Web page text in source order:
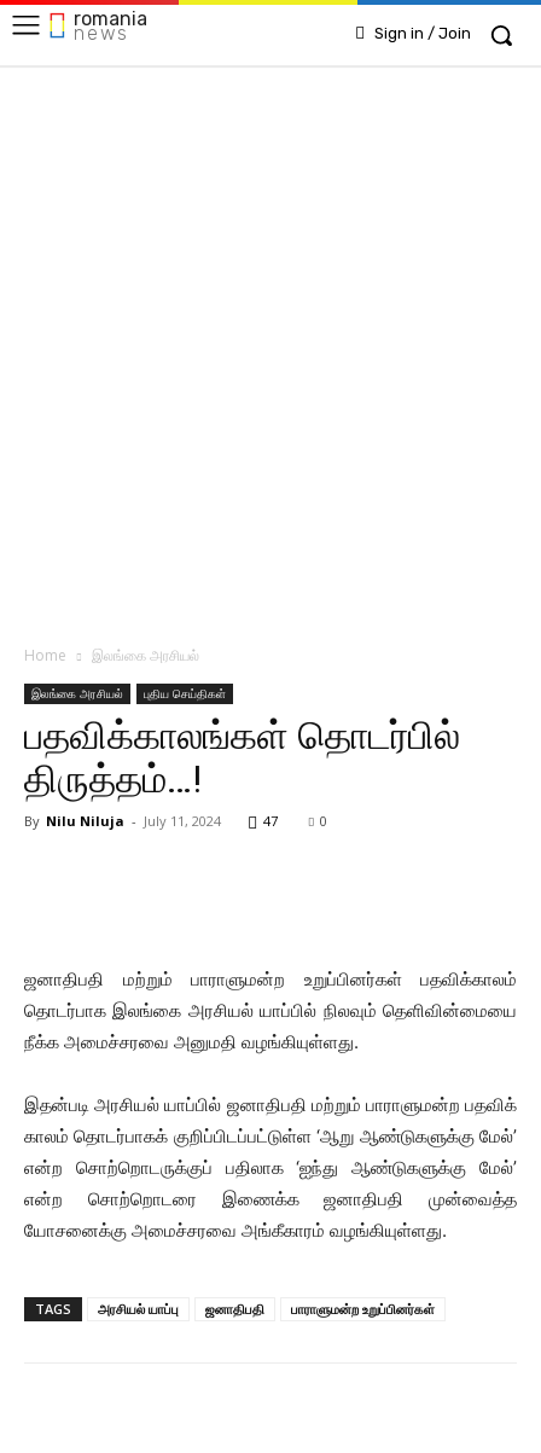
romania
news Sign in / Join
Home இலங்கை அரசியல்
இலங்கை அரசியல் புதிய செய்திகள்
பதவிக்காலங்கள் தொடர்பில்
திருத்தம்…!
By Nilu Niluja - July 11, 2024 47 0
ஜனாதிபதி மற்றும் பாராளுமன்ற உறுப்பினர்கள் பதவிக்காலம்
தொடர்பாக இலங்கை அரசியல் யாப்பில் நிலவும் தெளிவின்மையை
நீக்க அமைச்சரவை அனுமதி வழங்கியுள்ளது.
இதன்படி அரசியல் யாப்பில் ஜனாதிபதி மற்றும் பாராளுமன்ற பதவிக்
காலம் தொடர்பாகக் குறிப்பிடப்பட்டுள்ள ‘ஆறு ஆண்டுகளுக்கு மேல்’
என்ற சொற்றொடருக்குப் பதிலாக ‘ஐந்து ஆண்டுகளுக்கு மேல்’
என்ற சொற்றொடரை இணைக்க ஜனாதிபதி முன்வைத்த
யோசனைக்கு அமைச்சரவை அங்கீகாரம் வழங்கியுள்ளது.
TAGS அரசியல் யாப்பு ஜனாதிபதி பாராளுமன்ற உறுப்பினர்கள்